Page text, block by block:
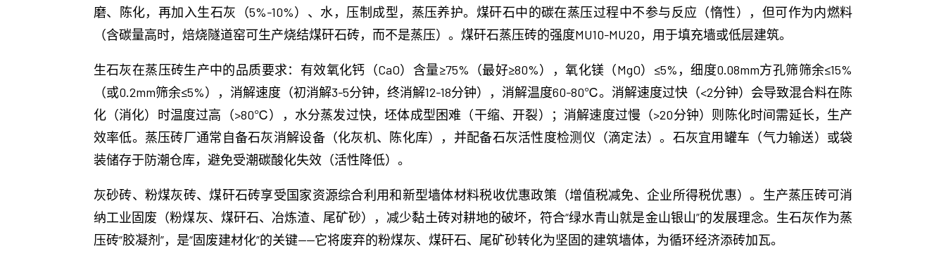
磨、陈化，再加入生石灰（5%-10%）、水，压制成型，蒸压养护。煤矸石中的碳在蒸压过程中不参与反应（惰性），但可作为内燃料
（含碳量高时，焙烧隧道窑可生产烧结煤矸石砖，而不是蒸压）。煤矸石蒸压砖的强度MU10-MU20，用于填充墙或低层建筑。
生石灰在蒸压砖生产中的品质要求：有效氧化钙（CaO）含量≥75%（最好≥80%），氧化镁（MgO）≤5%，细度0.08mm方孔筛筛余≤15%
（或0.2mm筛余≤5%），消解速度（初消解3-5分钟，终消解12-18分钟），消解温度60-80℃。消解速度过快（<2分钟）会导致混合料在陈
化（消化）时温度过高（>80℃），水分蒸发过快，坯体成型困难（干缩、开裂）；消解速度过慢（>20分钟）则陈化时间需延长，生产
效率低。蒸压砖厂通常自备石灰消解设备（化灰机、陈化库），并配备石灰活性度检测仪（滴定法）。石灰宜用罐车（气力输送）或袋
装储存于防潮仓库，避免受潮碳酸化失效（活性降低）。
灰砂砖、粉煤灰砖、煤矸石砖享受国家资源综合利用和新型墙体材料税收优惠政策（增值税减免、企业所得税优惠）。生产蒸压砖可消
纳工业固废（粉煤灰、煤矸石、冶炼渣、尾矿砂），减少黏土砖对耕地的破坏，符合“绿水青山就是金山银山”的发展理念。生石灰作为蒸
压砖“胶凝剂”，是“固废建材化”的关键——它将废弃的粉煤灰、煤矸石、尾矿砂转化为坚固的建筑墙体，为循环经济添砖加瓦。